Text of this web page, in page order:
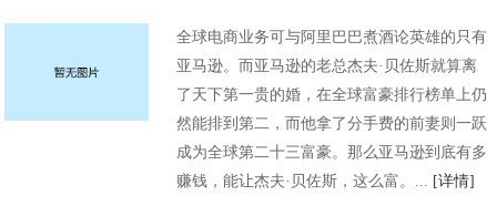
全球电商业务可与阿里巴巴煮酒论英雄的只有
亚马逊。而亚马逊的老总杰夫·贝佐斯就算离
了天下第一贵的婚，在全球富豪排行榜单上仍
然能排到第二，而他拿了分手费的前妻则一跃
成为全球第二十三富豪。那么亚马逊到底有多
赚钱，能让杰夫·贝佐斯，这么富。... [详情]